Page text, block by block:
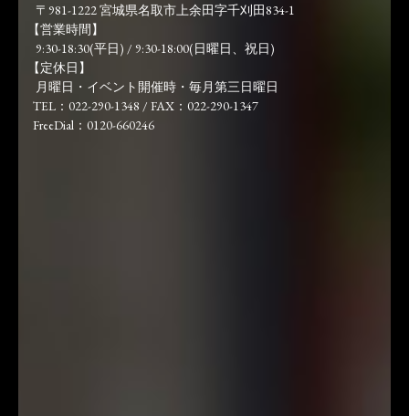
〒981-1222 宮城県名取市上余田字千刈田834-1
【営業時間】
9:30-18:30(平日) / 9:30-18:00(日曜日、祝日)
【定休日】
月曜日・イベント開催時・毎月第三日曜日
TEL：022-290-1348 / FAX：022-290-1347
FreeDial：0120-660246